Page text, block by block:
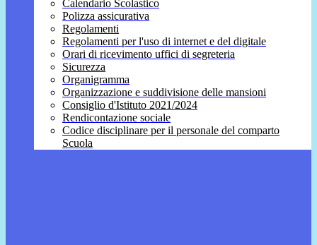
Calendario Scolastico
Polizza assicurativa
Regolamenti
Regolamenti per l'uso di internet e del digitale
Orari di ricevimento uffici di segreteria
Sicurezza
Organigramma
Organizzazione e suddivisione delle mansioni
Consiglio d'Istituto 2021/2024
Rendicontazione sociale
Codice disciplinare per il personale del comparto
Scuola